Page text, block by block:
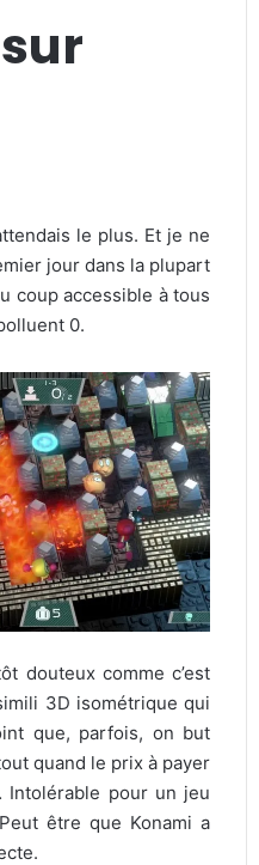
le plus. Et je ne
jour dans la plupart
coup accessible à tous
0.
douteux comme c’est
3D isométrique qui
que, parfois, on but
quand le prix à payer
pour un jeu
être que Konami a